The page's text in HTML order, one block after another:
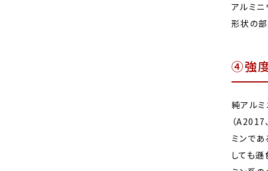
アルミニ
形状の
④強
純アル
（
ミンで
しても